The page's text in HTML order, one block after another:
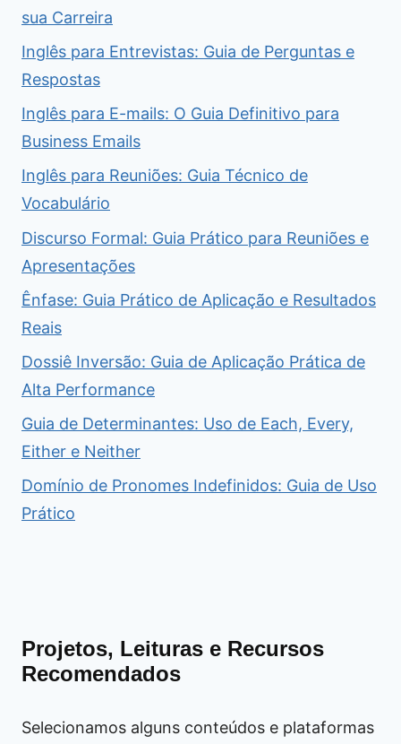
sua Carreira
Inglês para Entrevistas: Guia de Perguntas e
Respostas
Inglês para E-mails: O Guia Definitivo para
Business Emails
Inglês para Reuniões: Guia Técnico de
Vocabulário
Discurso Formal: Guia Prático para Reuniões e
Apresentações
Ênfase: Guia Prático de Aplicação e Resultados
Reais
Dossiê Inversão: Guia de Aplicação Prática de
Alta Performance
Guia de Determinantes: Uso de Each, Every,
Either e Neither
Domínio de Pronomes Indefinidos: Guia de Uso
Prático
Projetos, Leituras e Recursos
Recomendados
Selecionamos alguns conteúdos e plataformas